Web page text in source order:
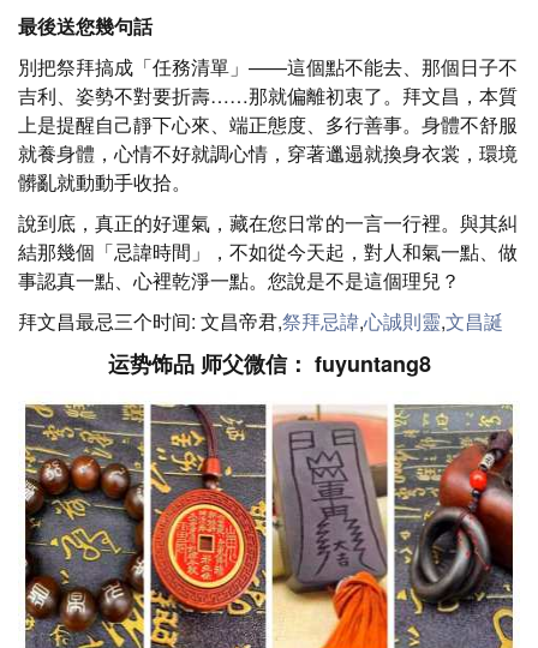
最後送您幾句話
別把祭拜搞成「任務清單」——這個點不能去、那個日子不
吉利、姿勢不對要折壽……那就偏離初衷了。拜文昌，本質
上是提醒自己靜下心來、端正態度、多行善事。身體不舒服
就養身體，心情不好就調心情，穿著邋遢就換身衣裳，環境
髒亂就動動手收拾。
說到底，真正的好運氣，藏在您日常的一言一行裡。與其糾
結那幾個「忌諱時間」，不如從今天起，對人和氣一點、做
事認真一點、心裡乾淨一點。您說是不是這個理兒？
拜文昌最忌三个时间: 文昌帝君,祭拜忌諱,心誠則靈,文昌誕
运势饰品 师父微信： fuyuntang8